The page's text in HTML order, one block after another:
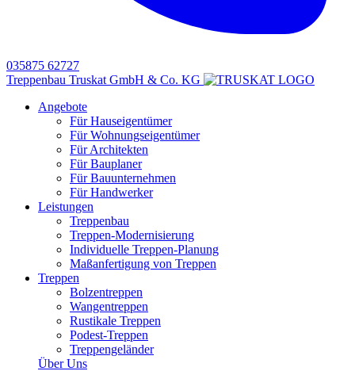
035875 62727
Treppenbau Truskat GmbH & Co. KG
Angebote
Für Hauseigentümer
Für Wohnungseigentümer
Für Architekten
Für Bauplaner
Für Bauunternehmen
Für Handwerker
Leistungen
Treppenbau
Treppen-Modernisierung
Individuelle Treppen-Planung
Maßanfertigung von Treppen
Treppen
Bolzentreppen
Wangentreppen
Rustikale Treppen
Podest-Treppen
Treppengeländer
Über Uns